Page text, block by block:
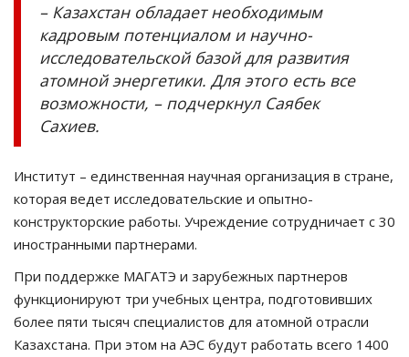
– Казахстан обладает необходимым
кадровым потенциалом и научно-
исследовательской базой для развития
атомной энергетики. Для этого есть все
возможности, – подчеркнул Саябек
Сахиев.
Институт – единственная научная организация в стране,
которая ведет исследовательские и опытно-
конструкторские работы. Учреждение сотрудничает с 30
иностранными партнерами.
При поддержке МАГАТЭ и зарубежных партнеров
функционируют три учебных центра, подготовивших
более пяти тысяч специалистов для атомной отрасли
Казахстана. При этом на АЭС будут работать всего 1400